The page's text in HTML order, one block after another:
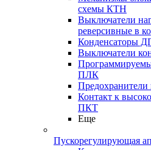
схемы КТН
Выключатели
реверсивные в
Конденсаторы
Выключатели
ПЛК
Контакт к
ПКТ
Еще
Пускорегулирующая